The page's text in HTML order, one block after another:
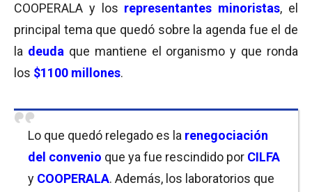
COOPERALA y los representantes minoristas, el
principal tema que quedó sobre la agenda fue el de
la deuda que mantiene el organismo y que ronda
los $1100 millones.
Lo que quedó relegado es la renegociación
del convenio que ya fue rescindido por CILFA
y COOPERALA. Además, los laboratorios que